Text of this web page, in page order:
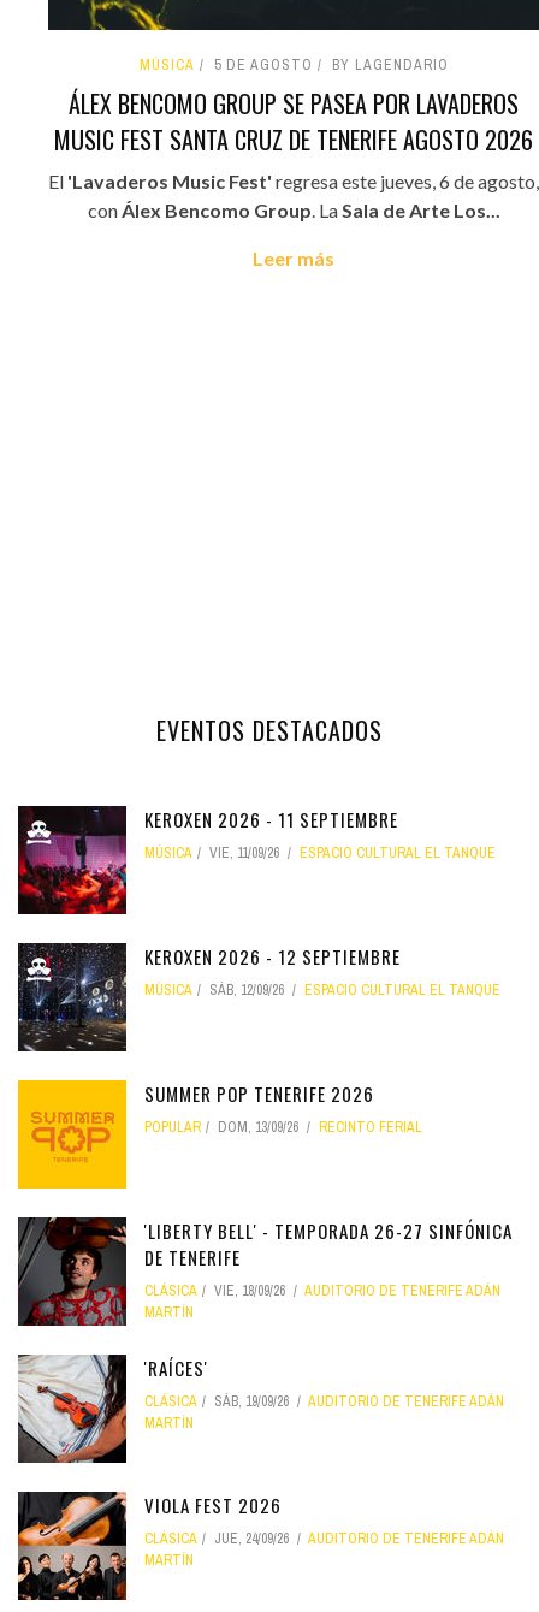
MÚSICA 5 DE AGOSTO BY LAGENDARIO
ÁLEX BENCOMO GROUP SE PASEA POR LAVADEROS
MUSIC FEST SANTA CRUZ DE TENERIFE AGOSTO 2026
El 'Lavaderos Music Fest' regresa este jueves, 6 de agosto,
conÁlex Bencomo Group. LaSala de Arte Los...
Leer más
EVENTOS DESTACADOS
KEROXEN 2026 - 11 SEPTIEMBRE
MÚSICA VIE, 11/09/26 ESPACIO CULTURAL EL TANQUE
KEROXEN 2026 - 12 SEPTIEMBRE
MÚSICA SÁB, 12/09/26 ESPACIO CULTURAL EL TANQUE
SUMMER POP TENERIFE 2026
POPULAR DOM, 13/09/26 RECINTO FERIAL
'LIBERTY BELL' - TEMPORADA 26-27 SINFÓNICA
DE TENERIFE
CLÁSICA VIE, 18/09/26
AUDITORIO DE TENERIFE ADÁN
MARTÍN
'RAÍCES'
CLÁSICA SÁB, 19/09/26
AUDITORIO DE TENERIFE ADÁN
MARTÍN
VIOLA FEST 2026
CLÁSICA JUE, 24/09/26
AUDITORIO DE TENERIFE ADÁN
MARTÍN